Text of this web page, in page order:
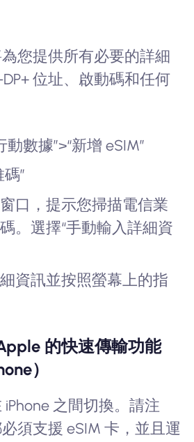
您提供所有必要的詳細
位址、啟動碼和任何
動數據”>“新增 eSIM”
”
口，提示您掃描電信業
。選擇“手動輸入詳細資
資訊並按照螢幕上的指
的快速傳輸功能
）
之間切換。請注
須支援 eSIM 卡，並且運